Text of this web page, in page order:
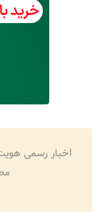
اخبار رسمی